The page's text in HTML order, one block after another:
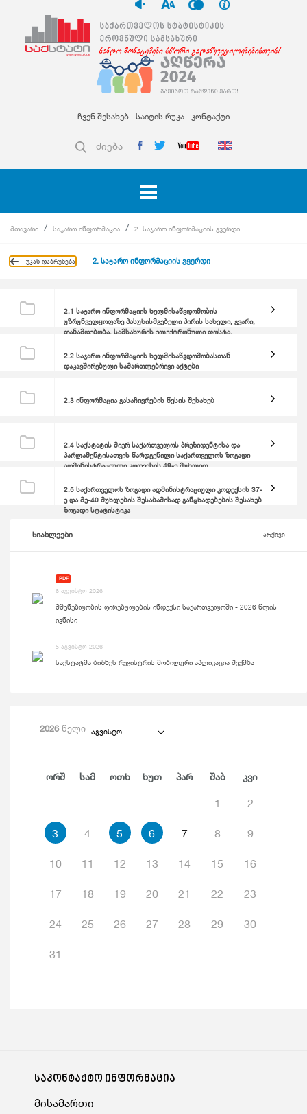
ჩვენ შესახებ საიტის რუკა კონტაქტი
ძიება
მთავარი საჯარო ინფორმაცია 2. საჯარო ინფორმაციის გვერდი
უკან დაბრუნება 2. საჯარო ინფორმაციის გვერდი
2.1 საჯარო ინფორმაციის ხელმისაწვდომობის
უზრუნველყოფაზე პასუხისმგებელი პირის სახელი, გვარი,
თანამდებობა, სამსახურის ელექტრონული ფოსტა,
2.2 საჯარო ინფორმაციის ხელმისაწვდომობასთან
დაკავშირებული სამართლებრივი აქტები
2.3 ინფორმაცია გასაჩივრების წესის შესახებ
2.4 საქსტატის მიერ საქართველოს პრეზიდენტისა და
პარლამენტისათვის წარდგენილი საქართველოს ზოგადი
ადმინისტრაციული კოდექსის 49-ე მუხლით
2.5 საქართველოს ზოგადი ადმინისტრაციული კოდექსის 37-
ე და მე-40 მუხლების შესაბამისად განცხადებების შესახებ
ზოგადი სტატისტიკა
სიახლეები არქივი
PDF
6 აგვისტო 2026
მშენებლობის ღირებულების ინდექსი საქართველოში - 2026 წლის
ივნისი
5 აგვისტო 2026
საქსტატმა ბიზნეს რეგისტრის მობილური აპლიკაცია შექმნა
2026წელი აგვისტო
Ორშ Სამ Ოთხ Ხუთ Პარ Შაბ Კვი
1 2
3 4 5 6 7 8 9
10 11 12 13 14 15 16
17 18 19 20 21 22 23
24 25 26 27 28 29 30
31
საკონტაქტო ინფორმაცია
მისამართი